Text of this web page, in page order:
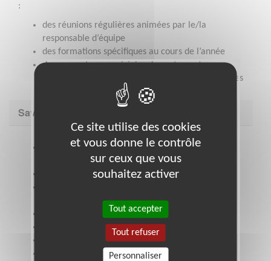
:
des réunions régulières animées par le/la
responsable d’équipe
des formations spécifiques au cours de l’année
des rencontres conviviales de partage et
d'échange de la pratique avec les autres bénévoles
Savoir être & compétences
Ouverture à l’autre, sens de l’écoute et de
l'observation
Non jugement et bienveillance
culture, sa différence
En capacité de cotoyer des personnes fragilisées
S'engager et se rendre disponible
Partager ses compétences et ses talents
Construire des actions en équipe
Ce site utilise des cookies
et vous donne le contrôle
sur ceux que vous
souhaitez activer
Tout accepter
Tout refuser
Personnaliser